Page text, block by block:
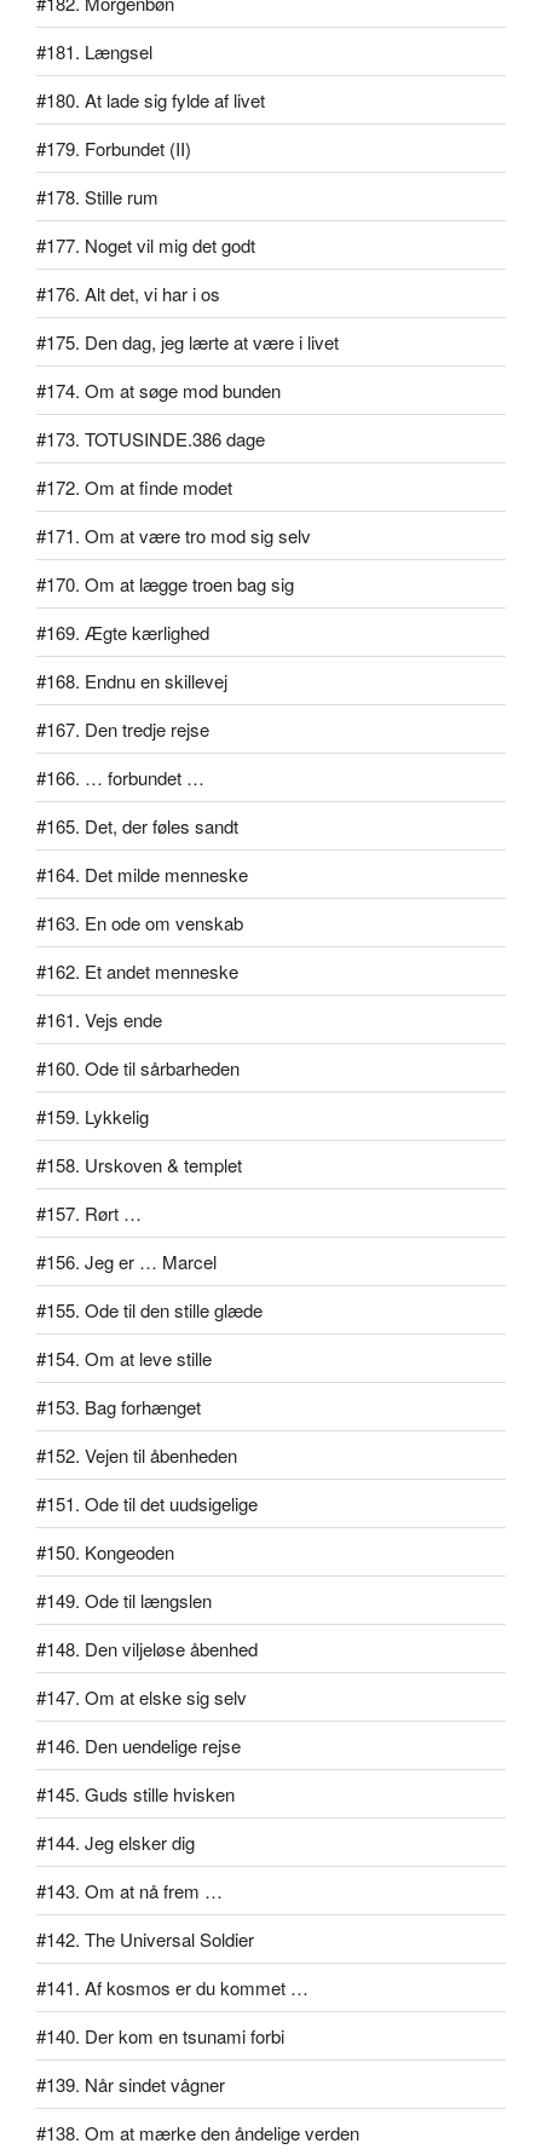
#181. Længsel
#180. At lade sig fylde af livet
#179. Forbundet (II)
#178. Stille rum
#177. Noget vil mig det godt
#176. Alt det, vi har i os
#175. Den dag, jeg lærte at være i livet
#174. Om at søge mod bunden
#173. TOTUSINDE.386 dage
#172. Om at finde modet
#171. Om at være tro mod sig selv
#170. Om at lægge troen bag sig
#169. Ægte kærlighed
#168. Endnu en skillevej
#167. Den tredje rejse
#166. … forbundet …
#165. Det, der føles sandt
#164. Det milde menneske
#163. En ode om venskab
#162. Et andet menneske
#161. Vejs ende
#160. Ode til sårbarheden
#159. Lykkelig
#158. Urskoven & templet
#157. Rørt …
#156. Jeg er … Marcel
#155. Ode til den stille glæde
#154. Om at leve stille
#153. Bag forhænget
#152. Vejen til åbenheden
#151. Ode til det uudsigelige
#150. Kongeoden
#149. Ode til længslen
#148. Den viljeløse åbenhed
#147. Om at elske sig selv
#146. Den uendelige rejse
#145. Guds stille hvisken
#144. Jeg elsker dig
#143. Om at nå frem …
#142. The Universal Soldier
#141. Af kosmos er du kommet …
#140. Der kom en tsunami forbi
#139. Når sindet vågner
#138. Om at mærke den åndelige verden